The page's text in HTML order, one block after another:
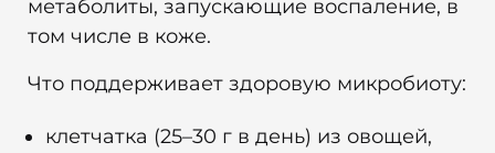
метаболиты, запускающие воспаление, в
том числе в коже.
Что поддерживает здоровую микробиоту:
клетчатка (25–30 г в день) из овощей,